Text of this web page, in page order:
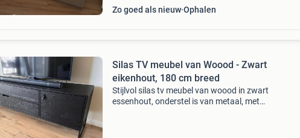
Zo goed als nieuw Ophalen
Silas TV meubel van Woood - Zwart
eikenhout, 180 cm breed
Stijlvol silas tv meubel van woood in zwart
essenhout, onderstel is van metaal, met